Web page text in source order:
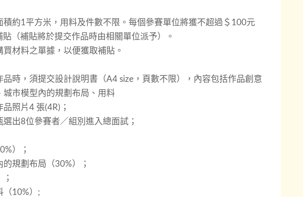
積約1平方米，用料及件數不限。每個參賽單位將獲不超過＄100元
（補貼將於提交作品時由相關單位派予）。
材料之單據，以便獲取補貼。
品時，須提交設計說明書（A4 size，頁數不限），內容包括作品創意
城市模型內的規劃布局、用料
照片4 張(4R)；
出8位參賽者／組別進入總面試；
）；
規劃布局（30%）；
（10%）;